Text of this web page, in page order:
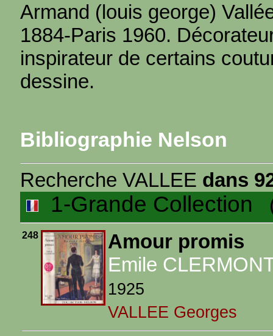
Armand (louis george)
1884-Paris 1960.
inspirateur de certains
dessine.
Bibliographie Nelson
Recherche VALLEE dans
1-Grande Collection
248
Amour promis
Emile
1925
VALLEE Georges